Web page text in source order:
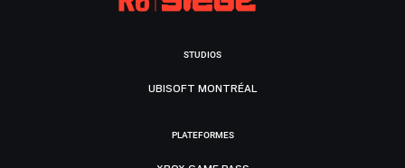
STUDIOS
UBISOFT MONTRÉAL
PLATEFORMES